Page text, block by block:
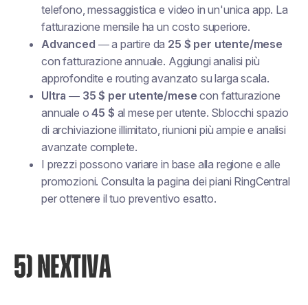
telefono, messaggistica e video in un'unica app. La
fatturazione mensile ha un costo superiore.
Advanced — a partire da 25 $ per utente/mese
con fatturazione annuale. Aggiungi analisi più
approfondite e routing avanzato su larga scala.
Ultra — 35 $ per utente/mese con fatturazione
annuale o45 $ al mese per utente. Sblocchi spazio
di archiviazione illimitato, riunioni più ampie e analisi
avanzate complete.
I prezzi possono variare in base alla regione e alle
promozioni. Consulta la pagina dei piani RingCentral
per ottenere il tuo preventivo esatto.
5) NEXTIVA